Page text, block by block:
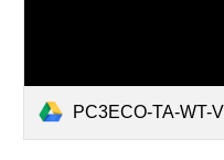
PC3ECO-TA-WT-